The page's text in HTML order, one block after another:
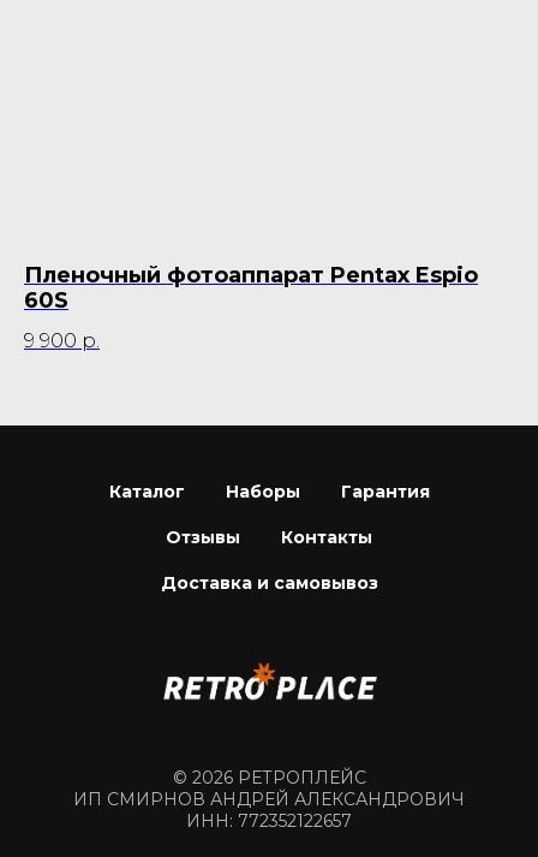
Пленочный фотоаппарат Pentax Espio
60S
9 900 р.
Каталог Наборы Гарантия
Отзывы Контакты
Доставка и самовывоз
© 2026 РЕТРОПЛЕЙС
ИП СМИРНОВ АНДРЕЙ АЛЕКСАНДРОВИЧ
ИНН: 772352122657